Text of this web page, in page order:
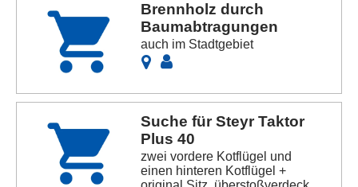
Brennholz durch
Baumabtragungen
auch im Stadtgebiet
Suche für Steyr Taktor
Plus 40
zwei vordere Kotflügel und
einen hinteren Kotflügel +